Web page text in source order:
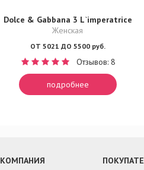
Dolce & Gabbana 3 L`imperatrice
Женская
ОТ 5021 ДО 5500 руб.
Отзывов: 8
подробнее
КОМПАНИЯ